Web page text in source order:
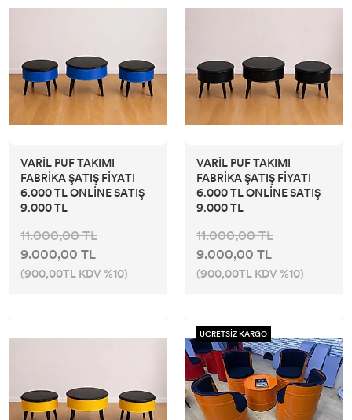
VARİL PUF TAKIMI
FABRİKA ŞATIŞ FİYATI
6.000 TL ONLİNE SATIŞ
9.000 TL
11.000,00 TL
9.000,00 TL
(900,00TL KDV %10)
VARİL PUF TAKIMI
FABRİKA ŞATIŞ FİYATI
6.000 TL ONLİNE SATIŞ
9.000 TL
11.000,00 TL
9.000,00 TL
(900,00TL KDV %10)
ÜCRETSİZ KARGO